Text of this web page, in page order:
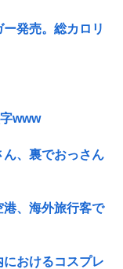
発売。総カロリ
www
ん、裏でおっさん
、海外旅行客で
におけるコスプレ